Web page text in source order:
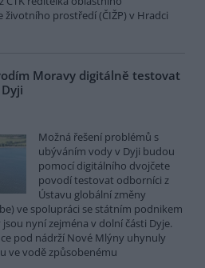
životního prostředí (ČIŽP) v Hradci
Moravy digitálně testovat
Možná řešení problémů s
ubýváním vody v Dyji budou
pomocí digitálního dvojčete
povodí testovat odborníci z
Ústavu globální změny
ve spolupráci se státním podnikem
nyní zejména v dolní části Dyje.
pod nádrží Nové Mlýny uhynuly
ve vodě způsobenému